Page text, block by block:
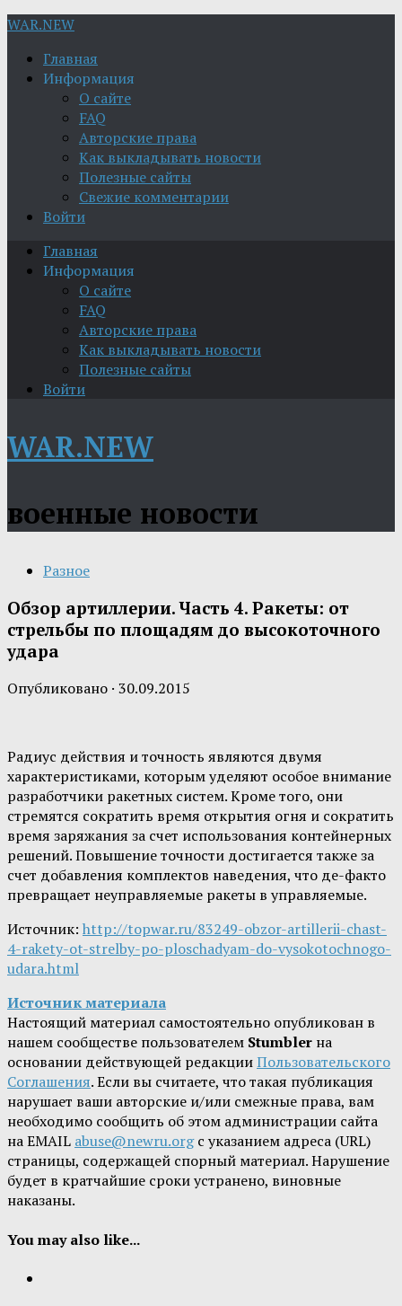
WAR.NEW
Главная
Информация
О сайте
FAQ
Авторские права
Как выкладывать новости
Полезные сайты
Свежие комментарии
Войти
Главная
Информация
О сайте
FAQ
Авторские права
Как выкладывать новости
Полезные сайты
Войти
WAR.NEW
военные новости
Разное
Обзор артиллерии. Часть 4. Ракеты: от
стрельбы по площадям до высокоточного
удара
Опубликовано · 30.09.2015
Радиус действия и точность являются двумя
характеристиками, которым уделяют особое внимание
разработчики ракетных систем. Кроме того, они
стремятся сократить время открытия огня и сократить
время заряжания за счет использования контейнерных
решений. Повышение точности достигается также за
счет добавления комплектов наведения, что де-факто
превращает неуправляемые ракеты в управляемые.
Источник: http://topwar.ru/83249-obzor-artillerii-chast-
4-rakety-ot-strelby-po-ploschadyam-do-vysokotochnogo-
udara.html
Источник материала
Настоящий материал самостоятельно опубликован в
нашем сообществе пользователем Stumbler на
основании действующей редакцииПользовательского
Соглашения. Если вы считаете, что такая публикация
нарушает ваши авторские и/или смежные права, вам
необходимо сообщить об этом администрации сайта
на EMAIL abuse@newru.orgс указанием адреса (URL)
страницы, содержащей спорный материал. Нарушение
будет в кратчайшие сроки устранено, виновные
наказаны.
You may also like...